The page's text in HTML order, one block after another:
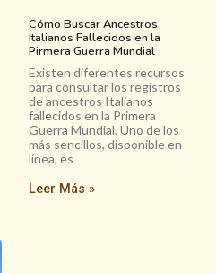
Cómo Buscar Ancestros
Italianos Fallecidos en la
Pirmera Guerra Mundial
Existen diferentes recursos
para consultar los registros
de ancestros Italianos
fallecidos en la Primera
Guerra Mundial. Uno de los
más sencillos, disponible en
línea, es
Leer Más »